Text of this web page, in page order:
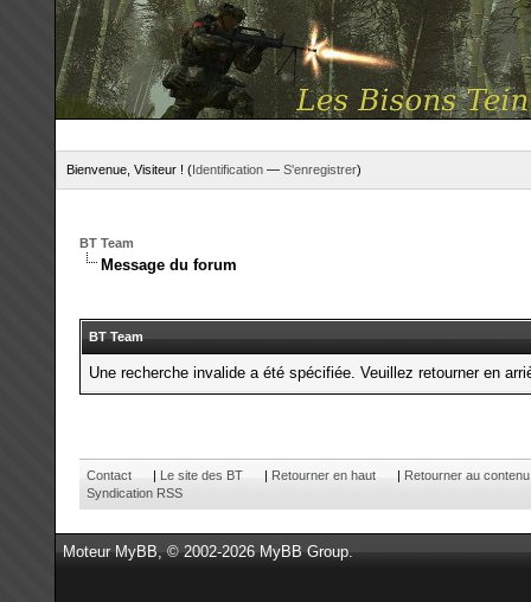
Bienvenue, Visiteur ! (Identification— S'enregistrer)
BT Team
Message du forum
BT Team
Une recherche invalide a été spécifiée. Veuillez retourner en
Contact | Le site des BT | Retourner en haut | Retourner au contenu
Syndication RSS
MoteurMyBB, © 2002-2026MyBB Group.